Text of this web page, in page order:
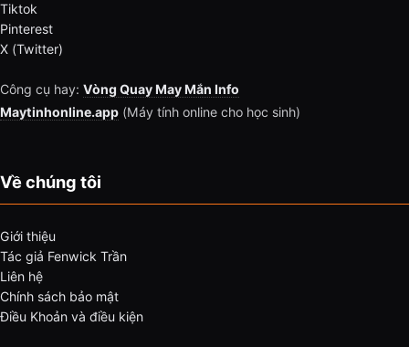
Tiktok
Pinterest
X (Twitter)
Công cụ hay: Vòng Quay May Mắn Info
Maytinhonline.app (Máy tính online cho học sinh)
Về chúng tôi
Giới thiệu
Tác giả Fenwick Trần
Liên hệ
Chính sách bảo mật
Điều Khoản và điều kiện